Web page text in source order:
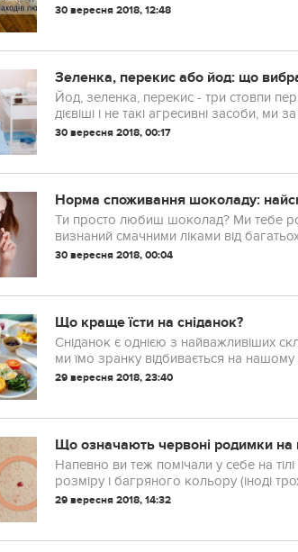
30 вересня 2018, 12:48
Зеленка, перекис або йод: що
Йод, зеленка, перекис - три стовпи
дієвіші і не такі агресивні засоби,
30 вересня 2018, 00:17
Норма споживання шоколаду:
Ти просто любиш шоколад? Ми тебе
визнаний смачними ліками від
30 вересня 2018, 00:04
Що краще їсти на сніданок?
Сніданок є однією з найважливіших
ми їмо зранку відбивається на
29 вересня 2018, 23:40
Що означають червоні родимки на
Напевно ви теж помічали у себе на
розміру і багряного кольору (іноді
Але через що вони виникають? Чи
29 вересня 2018, 14:32